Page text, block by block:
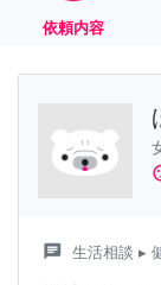
依頼内容
chat 生活相談 ▸